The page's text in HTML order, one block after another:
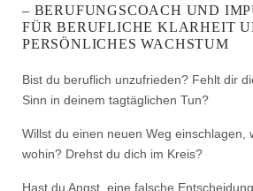
– BERUFUNGSCOACH UND
FÜR BERUFLICHE KLARHEIT
PERSÖNLICHES WACHSTUM
Bist du beruflich unzufrieden? Fehlt dir
Sinn in deinem tagtäglichen Tun?
Willst du einen neuen Weg einschlagen,
wohin? Drehst du dich im Kreis?
Hast du Angst, eine falsche